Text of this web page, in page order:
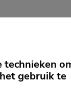
technieken
gebruik te